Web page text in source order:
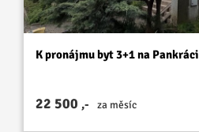
K pronájmu byt 3+1 na Pankráci
22 500 ,- za měsíc